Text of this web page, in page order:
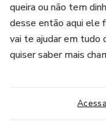
queira ou não tem
desse então aqui ele
vai te ajudar em tudo
quiser saber mais